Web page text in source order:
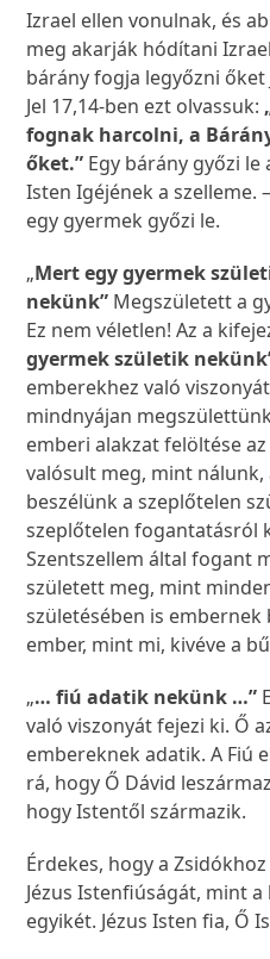
Izrael ellen vonulnak, és
meg akarják hódítani
bárány fogja legyőzni őket
Jel 17,14-ben ezt olvassuk:
fognak harcolni, a
őket.” Egy bárány győzi le
Isten Igéjének a szelleme.
egy gyermek győzi le.
„Mert egy gyermek
nekünk” Megszületett a
Ez nem véletlen! Az a
gyermek születik
emberekhez való
mindnyájan
emberi alakzat felöltése
valósult meg, mint nálunk,
beszélünk a szeplőtelen
szeplőtelen fogantatásról
Szentszellem által fogant
született meg, mint
születésében is
ember, mint mi, kivéve a
„… fiú adatik nekünk …”
való viszonyát fejezi ki. Ő
embereknek adatik. A Fiú
rá, hogy Ő Dávid
hogy Istentől származik.
Érdekes, hogy a
Jézus Istenfiúságát, mint
egyikét. Jézus Isten fia, Ő